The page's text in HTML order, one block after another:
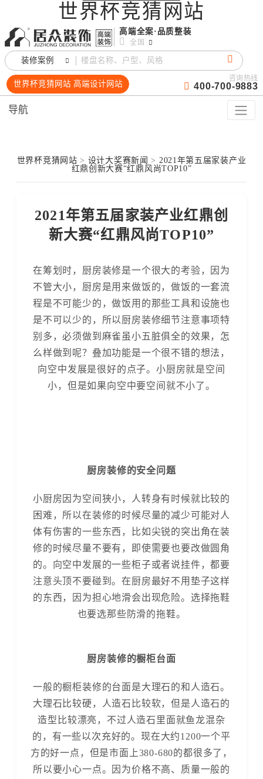
世界杯竞猜网站
高端全案·品质整装
全国
装修案例
世界杯竞猜网站 高端设计网站
咨询热线
400-700-9883
导航
世界杯竞猜网站 > 设计大奖赛新闻 > 2021年第五届家装产业
红鼎创新大赛“红鼎风尚TOP10”
2021年第五届家装产业红鼎创
新大赛“红鼎风尚TOP10”
在筹划时，厨房装修是一个很大的考验，因为
不管大小，厨房是用来做饭的，做饭的一套流
程是不可能少的，做饭用的那些工具和设施也
是不可以少的，所以厨房装修细节注意事项特
别多，必须做到麻雀虽小五脏俱全的效果，怎
么样做到呢？叠加功能是一个很不错的想法，
向空中发展是很好的点子。小厨房就是空间
小，但是如果向空中要空间就不小了。
厨房装修的安全问题
小厨房因为空间狭小，人转身有时候就比较的
困难，所以在装修的时候尽量的减少可能对人
体有伤害的一些东西，比如尖锐的突出角在装
修的时候尽量不要有，即使需要也要改做圆角
的。向空中发展的一些柜子或者说挂件，都要
注意头顶不要碰到。在厨房最好不用垫子这样
的东西，因为担心地滑会出现危险。选择拖鞋
也要选那些防滑的拖鞋。
厨房装修的橱柜台面
一般的橱柜装修的台面是大理石的和人造石。
大理石比较硬，人造石比较软，但是人造石的
造型比较漂亮，不过人造石里面就鱼龙混杂
的，有一些以次充好的。现在大约1200一个平
方的好一点，但是市面上380-680的都很多了，
所以要小心一点。因为价格不高、质量一般的